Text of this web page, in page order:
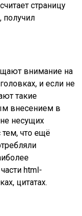
страницу
получил
внимание на
и если не
такие
внесением в
несущих
что ещё
html-
цитатах.